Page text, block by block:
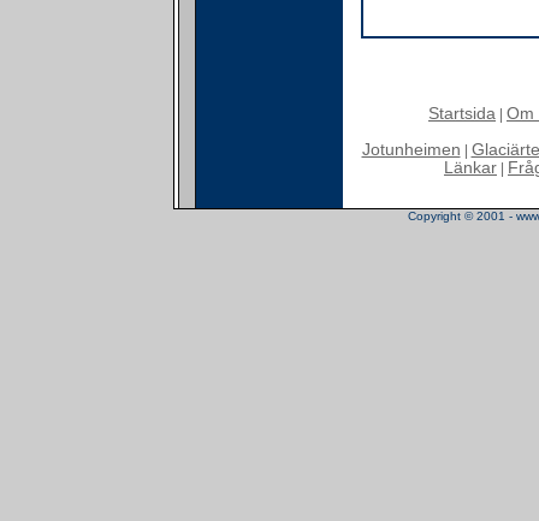
Startsida Om
Jotunheimen
Länkar
Copyright © 2001 -